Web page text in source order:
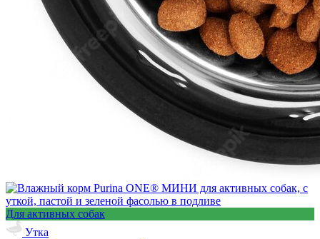
Для активных собак
Утка